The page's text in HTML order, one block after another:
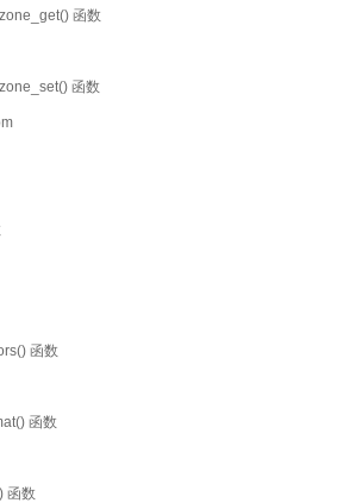
函数
函数
函数
函数
函数